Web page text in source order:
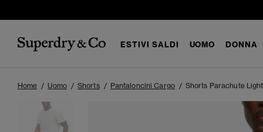
ESTIVI SALDI UOMO DONNA
Home Uomo Shorts Pantaloncini Cargo Shorts Parachute Light